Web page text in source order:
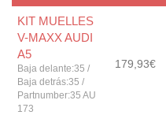
KIT MUELLES
V-MAXX AUDI
A5
Baja delante:35 /
Baja detrás:35 /
Partnumber:35 AU
173
179,93€